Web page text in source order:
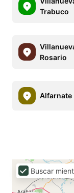
Trabuco
Rosario
Alfarnate
Buscar